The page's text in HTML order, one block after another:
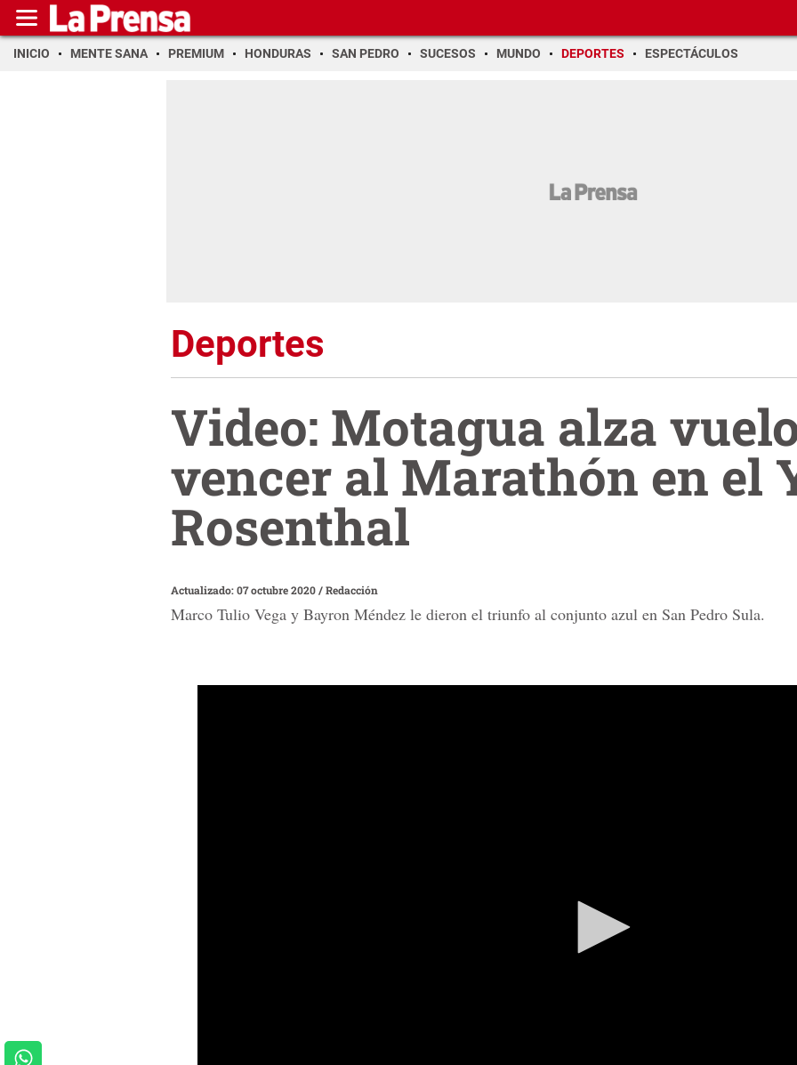
INICIO MENTE SANA PREMIUM HONDURAS SAN PEDRO SUCESOS MUNDO DEPORTES ESPECTÁCULOS
Deportes
Video: Motagua alza
vencer al Marathón en el
Rosenthal
Actualizado: 07 octubre 2020/Redacción
Marco Tulio Vega y Bayron Méndez le dieron el triunfo al conjunto azul en San Pedro Sula.